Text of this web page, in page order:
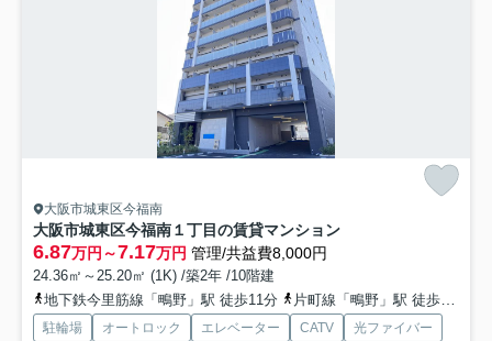
大阪市城東区今福南
大阪市城東区今福南１丁目の賃貸マンション
6.87万円～7.17万円 管理/共益費8,000円
24.36㎡～25.20㎡ (1K) /築2年 /10階建
地下鉄今里筋線「鴫野」駅 徒歩11分
片町線「鴫野」駅 徒歩11分
駐輪場 オートロック エレベーター CATV
光ファイバー